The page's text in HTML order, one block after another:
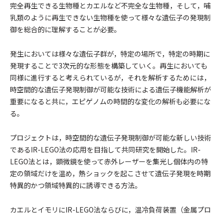
完全再生できる生物種とカエルなど不完全な生物種，そして，哺
乳類のように再生できない生物種を使って様々な遺伝子の発現制
御を総合的に理解することが必要。
発生においては様々な遺伝子群が，特定の場所で，特定の時期に
発現することで3次元的な形態を構築していく。再生においても
同様に進行すると考えられているが，それを解析するためには，
時空間的な遺伝子発現制御が可能な技術による遺伝子機能解析が
重要になると共に，エピゲノムの時間的な変化の解析も必要にな
る。
プロジェクトは，時空間的な遺伝子発現制御が可能な新しい技術
であるIR-LEGO法の応用を目指して共同研究を開始した。IR-
LEGO法とは，顕微鏡を使って赤外レーザーを集光し個体内の特
定の領域だけを温め，熱ショックを起こさせて遺伝子発現を時期
特異的かつ領域特異的に誘導できる方法。
カエルとイモリにIR-LEGO法ならびに，温冷負荷装置（金属プロ